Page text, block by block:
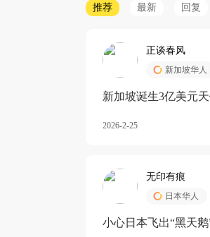
推荐 最新 回复
正谈春风
新加坡华人
新加坡诞生3亿美元
2026-2-25
无印有痕
日本华人
小心日本飞出“黑天